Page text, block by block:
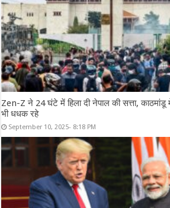
Zen-Z ने 24 घंटे में हिला दी नेपाल की सत्ता, काठमांडू
भी धधक रहे
September 10, 2025- 8:18 PM